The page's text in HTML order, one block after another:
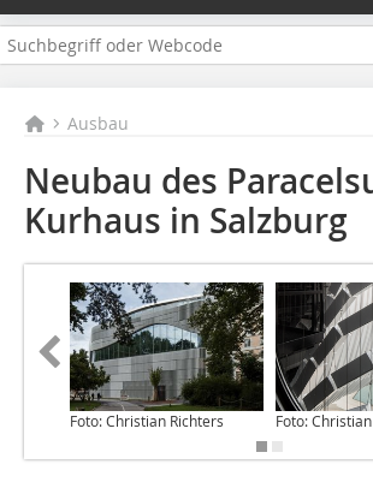
Ausbau
Neubau des
Kurhaus in Salzburg
Foto: Christian Richters Foto: